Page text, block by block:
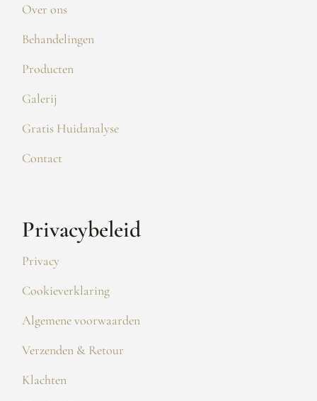
Over ons
Behandelingen
Producten
Galerij
Gratis Huidanalyse
Contact
Privacybeleid
Privacy
Cookieverklaring
Algemene voorwaarden
Verzenden & Retour
Klachten